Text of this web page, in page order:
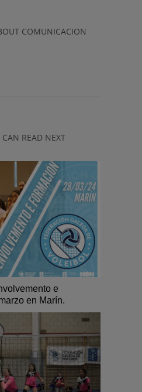
COMUNICACION
READ NEXT
e
en Marín.